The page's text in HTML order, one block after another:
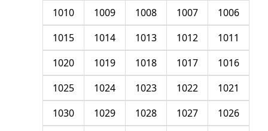
1006
1007
1008
1009
1010
1011
1012
1013
1014
1015
1016
1017
1018
1019
1020
1021
1022
1023
1024
1025
1026
1027
1028
1029
1030